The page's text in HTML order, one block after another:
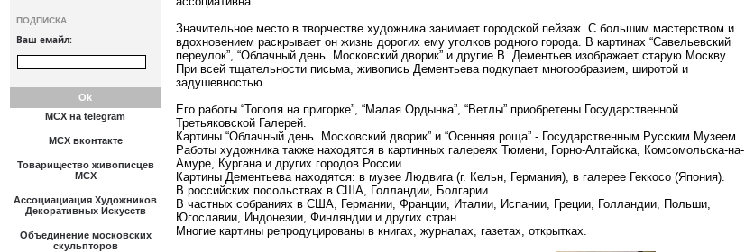
ПОДПИСКА
Ваш емайл:
МСХ на telegram
МСХ вконтакте
Товарищество живописцев
МСХ
Ассоциациация Художников
Декоративных Искусств
Объединение московских
скульпторов
Значительное место в творчестве художника занимает городской пейзаж. С большим мастерством и
вдохновением раскрывает он жизнь дорогих ему уголков родного города. В картинах “Савельевский
переулок”, “Облачный день. Московский дворик” и другие В. Дементьев изображает старую Москву.
При всей тщательности письма, живопись Дементьева подкупает многообразием, широтой и
задушевностью.
Его работы “Тополя на пригорке”, “Малая Ордынка”, “Ветлы” приобретены Государственной
Третьяковской Галерей.
Картины “Облачный день. Московский дворик” и “Осенняя роща” - Государственным Русским Музеем.
Работы художника также находятся в картинных галереях Тюмени, Горно-Алтайска, Комсомольска-на-
Амуре, Кургана и других городов России.
Картины Дементьева находятся: в музее Людвига (г. Кельн, Германия), в галерее Геккосо (Япония).
В российских посольствах в США, Голландии, Болгарии.
В частных собраниях в США, Германии, Франции, Италии, Испании, Греции, Голландии, Польши,
Югославии, Индонезии, Финляндии и других стран.
Многие картины репродуцированы в книгах, журналах, газетах, открытках.